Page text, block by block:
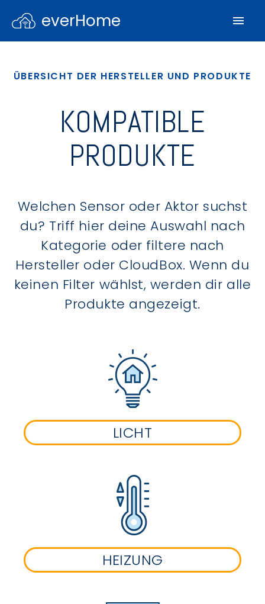
everHome
ÜBERSICHT DER HERSTELLER UND PRODUKTE
KOMPATIBLE
PRODUKTE
Welchen Sensor oder Aktor suchst
du? Triff hier deine Auswahl nach
Kategorie oder filtere nach
Hersteller oder CloudBox. Wenn du
keinen Filter wählst, werden dir alle
Produkte angezeigt.
LICHT
HEIZUNG